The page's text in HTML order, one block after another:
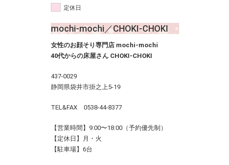
定休日
mochi-mochi／CHOKI-CHOKI
女性のお顔そり専門店 mochi-mochi
40代からの床屋さん CHOKI-CHOKI
437-0029
静岡県袋井市掛之上5-19
TEL&FAX 0538-44-8377
【営業時間】9:00〜18:00（予約優先制）
【定休日】月・火
【駐車場】6台